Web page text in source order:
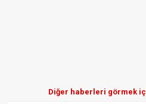
Diğer haberleri görmek